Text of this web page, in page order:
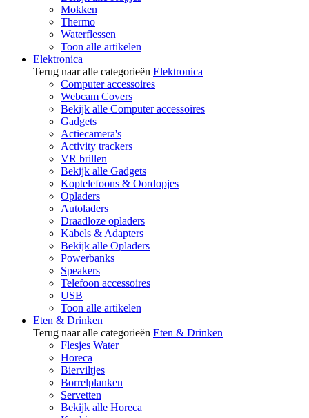
Mokken
Thermo
Waterflessen
Toon alle artikelen
Elektronica
Terug naar alle categorieën Elektronica
Computer accessoires
Webcam Covers
Bekijk alle Computer accessoires
Gadgets
Actiecamera's
Activity trackers
VR brillen
Bekijk alle Gadgets
Koptelefoons & Oordopjes
Opladers
Autoladers
Draadloze opladers
Kabels & Adapters
Bekijk alle Opladers
Powerbanks
Speakers
Telefoon accessoires
USB
Toon alle artikelen
Eten & Drinken
Terug naar alle categorieën Eten & Drinken
Flesjes Water
Horeca
Bierviltjes
Borrelplanken
Servetten
Bekijk alle Horeca